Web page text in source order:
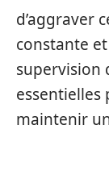
d’aggraver
constante
supervision
essentielles
maintenir